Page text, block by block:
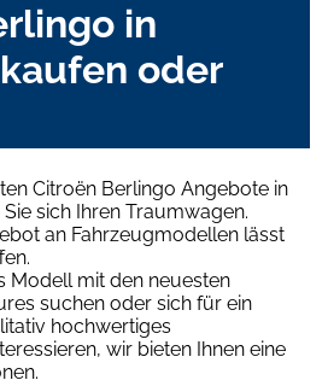
in
oder
Citroën Berlingo Angebote in
sich Ihren Traumwagen.
an Fahrzeugmodellen lässt
Modell mit den neuesten
suchen oder sich für ein
hochwertiges
wir bieten Ihnen eine